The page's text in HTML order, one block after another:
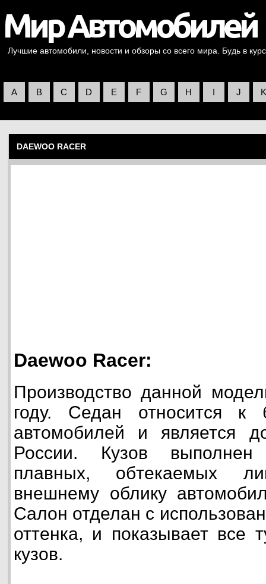
Лучшие автомобили, новости и обзоры со всего мира. Будь в
A B C D E F G H I J K
DAEWOO RACER
Daewoo Racer:
Производство данной
году. Седан относится к
автомобилей и является
России. Кузов выполнен
плавных, обтекаемых
внешнему облику
Салон отделан с
оттенка, и показывает все
кузов.